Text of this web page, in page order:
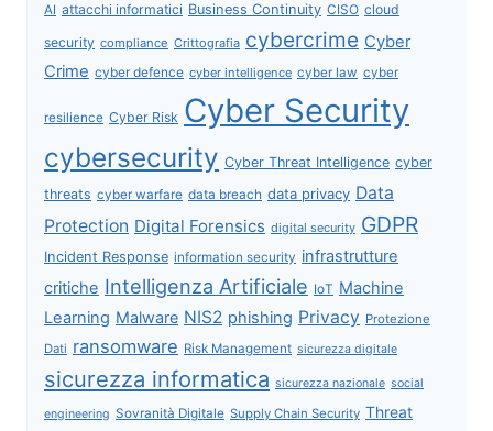
AI attacchi informatici Business Continuity CISO cloud
security compliance Crittografia cybercrime Cyber
Crime cyber defence cyber intelligence cyber law cyber
resilience Cyber Risk Cyber Security
cybersecurity Cyber Threat Intelligence cyber
threats cyber warfare data breach data privacy Data
Protection Digital Forensics digital security GDPR
Incident Response information security infrastrutture
critiche Intelligenza Artificiale IoT Machine
Learning Malware NIS2 phishing Privacy Protezione
Dati ransomware Risk Management sicurezza digitale
sicurezza informatica sicurezza nazionale social
engineering Sovranità Digitale Supply Chain Security Threat